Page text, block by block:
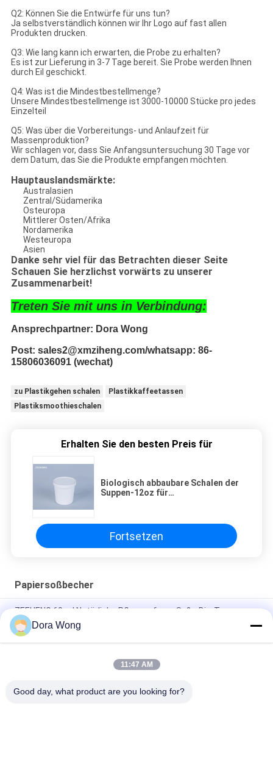
Q2: Können Sie die Entwürfe für uns tun?
Ja selbstverständlich können wir Ihr Logo auf fast allen
Produkten drucken.
Q3: Wie lang kann ich erwarten, die Probe zu erhalten?
Es ist zur Lieferung in 3-7 Tage bereit. Sie Probe werden Ihnen
durch Eil geschickt.
Q4: Was ist die Mindestbestellmenge?
Unsere Mindestbestellmenge ist 3000-10000 Stücke pro jedes
Einzelteil
Q5: Was über die Vorbereitungs- und Anlaufzeit für
Massenproduktion?
Wir schlagen vor, dass Sie Anfangsuntersuchung 30 Tage vor
dem Datum, das Sie die Produkte empfangen möchten.
Hauptauslandsmärkte:
Australasien
Zentral/Südamerika
Osteuropa
Mittlerer Osten/Afrika
Nordamerika
Westeuropa
Asien
Danke sehr viel für das Betrachten dieser Seite
Schauen Sie herzlichst vorwärts zu unserer
Zusammenarbeit!
Treten Sie mit uns in Verbindung:
Ansprechpartner: Dora Wong
Post: sales2@xmziheng.com/whatsapp: 86-
15806036091 (wechat)
zu Plastikgehen schalen
Plastikkaffeetassen
Plastiksmoothieschalen
Erhalten Sie den besten Preis für
Biologisch abbaubare Schalen der
Suppen-12oz für
Fortsetzen
Papiersoßbecher
ZEEHENG 60 ml Natürliche Pflanzenfaser Soße Bio-Tasse
Papiersoße Tassen
ZEEHENG Umweltschonende Einweg-Wärme- und Kaltbecher
Dora Wong
11:47 AM
Good day, what product are you looking for?